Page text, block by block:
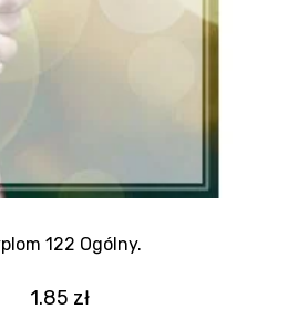
122 Ogólny.
1.85 zł